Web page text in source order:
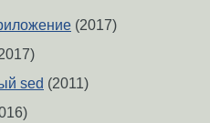
(2017)
sed (2011)